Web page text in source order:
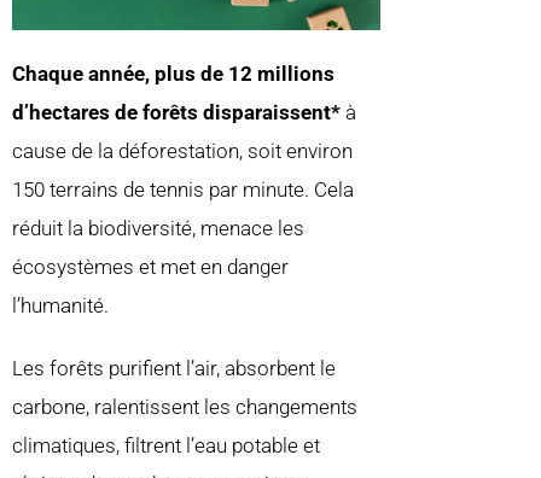
Chaque année, plus de 12 millions
d’hectares de forêts disparaissent* à
cause de la déforestation, soit environ
150 terrains de tennis par minute. Cela
réduit la biodiversité, menace les
écosystèmes et met en danger
l’humanité.
Les forêts purifient l’air, absorbent le
carbone, ralentissent les changements
climatiques, filtrent l’eau potable et